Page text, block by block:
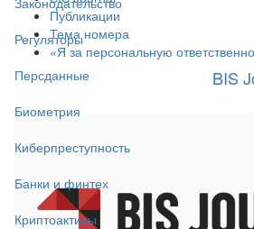
Регуляторы
Персданные
Биометрия
Киберпреступность
Банки и финтех
Криптоактивы
Публикации
Тема номера
«Я за персональную
BIS